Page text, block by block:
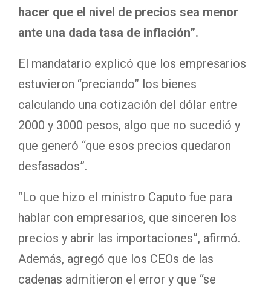
hacer que el nivel de precios sea menor
ante una dada tasa de inflación”.
El mandatario explicó que los empresarios
estuvieron “preciando” los bienes
calculando una cotización del dólar entre
2000 y 3000 pesos, algo que no sucedió y
que generó “que esos precios quedaron
desfasados”.
“Lo que hizo el ministro Caputo fue para
hablar con empresarios, que sinceren los
precios y abrir las importaciones”, afirmó.
Además, agregó que los CEOs de las
cadenas admitieron el error y que “se